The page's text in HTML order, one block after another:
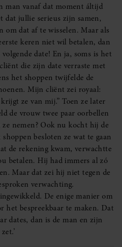
man vanaf dat moment áltijd
dat jullie serieus zijn samen,
om dat af te wisselen. Maar als
keren niet wil betalen, dan
date! En ja, soms is het
die zijn date verraste met
het shoppen twijfelde de
Mijn cliënt zei royaal:
ze van mij.” Toen ze later
de vrouw twee paar oorbellen
nemen? Ook nu kocht hij de
besloten ze wat te gaan
de rekening kwam, verwachtte
betalen. Hij had immers al zó
Maar dat zei hij niet tegen de
verwachting.
De enige manier om
het bespreekbaar te maken. Dat
dates, dan is de man en zijn